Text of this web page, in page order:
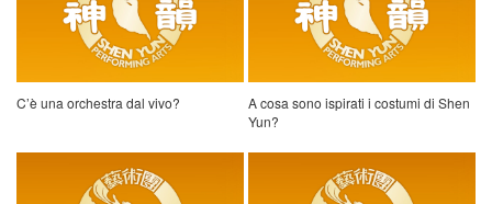
C’è una orchestra dal vivo?
A cosa sono ispirati i costumi di Shen
Yun?